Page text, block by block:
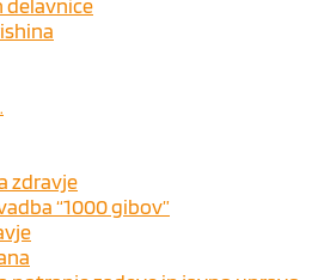
zdravje
“1000 gibov”